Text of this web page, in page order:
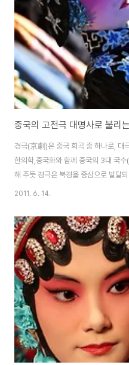
중국의 고전극 대명사로 불리
경극(京劇)은 중국 희곡 중 하나로, 대
한의학,중국화와 함께 중국의 3대 국
해 주듯 경극은 북경을 중심으로 발달
종의희곡 장르 중 중국인이 가장 좋아
확한 기록은 없으나 다만 청나라 건
80년을 맞아 4대 휘반(輝班 : 안휘성,
방극)이 안휘성으로부터 북경에 들어와
관중들의 절찬을 받았고 이후에도 계속
가장 믿을 ..
2011. 6. 14.